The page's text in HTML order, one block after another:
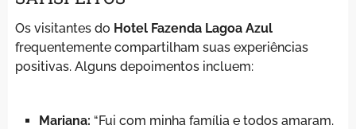
Os visitantes do Hotel Fazenda Lagoa Azul
frequentemente compartilham suas experiências
positivas. Alguns depoimentos incluem:
Mariana: “Fui com minha família e todos amaram.